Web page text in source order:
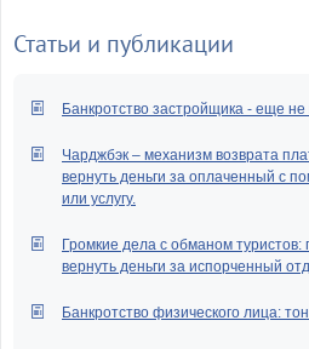
Статьи и публикации
Банкротство застройщика - еще не
Чарджбэк – механизм возврата
вернуть деньги за оплаченный с
или услугу.
Громкие дела с обманом
вернуть деньги за испорченный
Банкротство физического лица: